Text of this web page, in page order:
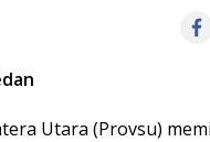
Utara (Provsu)